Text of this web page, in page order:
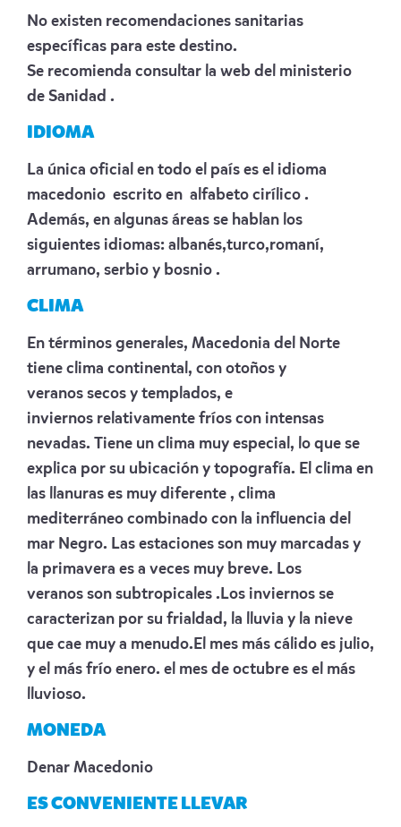
No existen recomendaciones sanitarias
específicas para este destino.
Se recomienda consultar la web del ministerio
de Sanidad .
IDIOMA
La única oficial en todo el país es el idioma
macedonio escrito en alfabeto cirílico .
Además, en algunas áreas se hablan los
siguientes idiomas: albanés,turco,romaní,
arrumano, serbio y bosnio .
CLIMA
En términos generales, Macedonia del Norte
tiene clima continental, con otoños y
veranos secos y templados, e
inviernos relativamente fríos con intensas
nevadas. Tiene un clima muy especial, lo que se
explica por su ubicación y topografía. El clima en
las llanuras es muy diferente , clima
mediterráneo combinado con la influencia del
mar Negro. Las estaciones son muy marcadas y
la primavera es a veces muy breve. Los
veranos son subtropicales .Los inviernos se
caracterizan por su frialdad, la lluvia y la nieve
que cae muy a menudo.El mes más cálido es julio,
y el más frío enero. el mes de octubre es el más
lluvioso.
MONEDA
Denar Macedonio
ES CONVENIENTE LLEVAR